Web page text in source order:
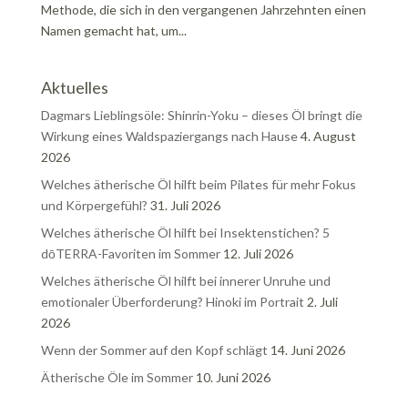
Methode, die sich in den vergangenen Jahrzehnten einen
Namen gemacht hat, um...
Aktuelles
Dagmars Lieblingsöle: Shinrin-Yoku – dieses Öl bringt die
Wirkung eines Waldspaziergangs nach Hause4. August
2026
Welches ätherische Öl hilft beim Pilates für mehr Fokus
und Körpergefühl? 31. Juli 2026
Welches ätherische Öl hilft bei Insektenstichen? 5
dōTERRA-Favoriten im Sommer 12. Juli 2026
Welches ätherische Öl hilft bei innerer Unruhe und
emotionaler Überforderung? Hinoki im Portrait 2. Juli
2026
Wenn der Sommer auf den Kopf schlägt 14. Juni 2026
Ätherische Öle im Sommer 10. Juni 2026